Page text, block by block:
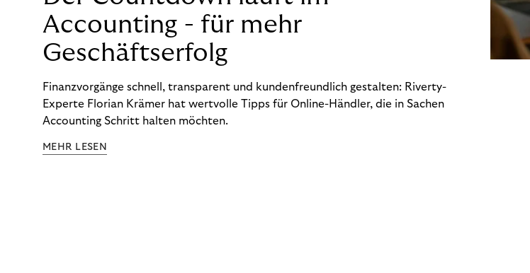
Accounting - für mehr
Geschäftserfolg
Finanzvorgänge schnell, transparent und kundenfreundlich gestalten: Riverty-
Experte Florian Krämer hat wertvolle Tipps für Online-Händler, die in Sachen
Accounting Schritt halten möchten.
MEHR LESEN